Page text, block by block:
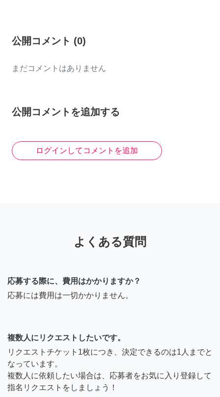
公開コメント (0)
まだコメントはありません
公開コメントを追加する
ログインしてコメントを追加
よくある質問
応募する際に、費用はかかりますか？
応募には費用は一切かかりません。
複数人にリクエストしたいです。
リクエストチケット1枚につき、決定できるのは1人までと
なっています。
複数人に依頼したい場合は、応募者をお気に入り登録して
指名リクエストをしましょう！